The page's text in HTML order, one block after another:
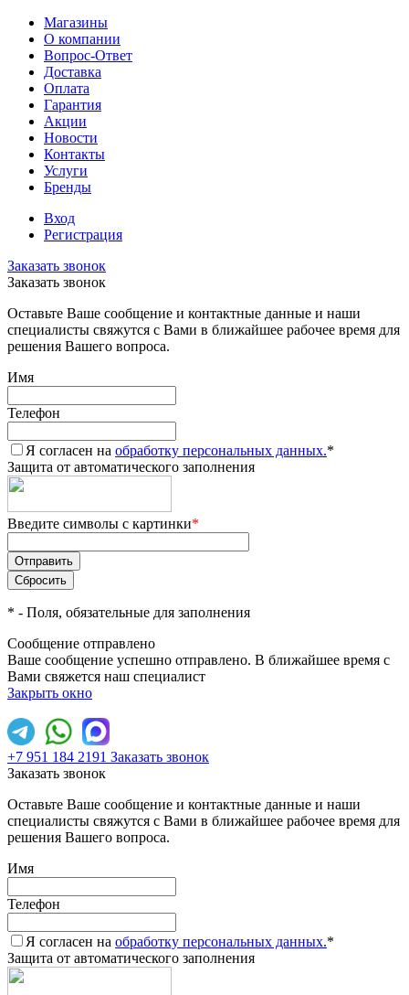
Магазины
О компании
Вопрос-Ответ
Доставка
Оплата
Гарантия
Акции
Новости
Контакты
Услуги
Бренды
Вход
Регистрация
Заказать звонок
Заказать звонок
Оставьте Ваше сообщение и контактные данные и наши
специалисты свяжутся с Вами в ближайшее рабочее время для
решения Вашего вопроса.
Имя
Телефон
Я согласен на обработку персональных данных.*
Защита от автоматического заполнения
Введите символы с картинки*
* - Поля, обязательные для заполнения
Сообщение отправлено
Ваше сообщение успешно отправлено. В ближайшее время с
Вами свяжется наш специалист
Закрыть окно
+7 951 184 2191 Заказать звонок
Заказать звонок
Оставьте Ваше сообщение и контактные данные и наши
специалисты свяжутся с Вами в ближайшее рабочее время для
решения Вашего вопроса.
Имя
Телефон
Я согласен на обработку персональных данных.*
Защита от автоматического заполнения